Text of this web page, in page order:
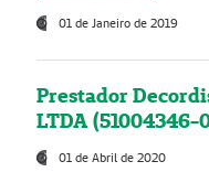
01 de Janeiro de 2019
Prestador
LTDA (51004346-
01 de Abril de 2020